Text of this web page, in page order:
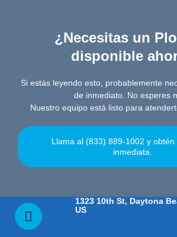
¿Necesitas un
disponible
Si estás leyendo esto, probablemente
de inmediato. No esperes
Nuestro equipo está listo para
Llama al (833) 889-1002 y obtén
inmediata.
1323 10th St, Daytona
US